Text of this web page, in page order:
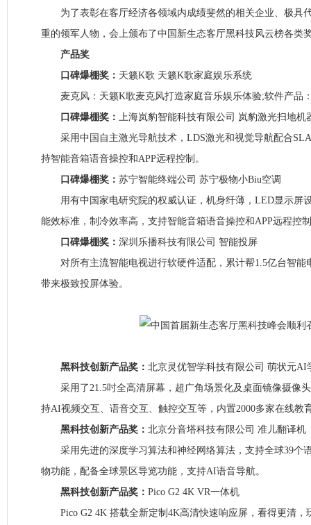
为了表彰在客厅经济各领域内成绩斐然的相关企业、极具
重的领军人物，会上颁布了中国新生态客厅黑科技风云榜各类
产品奖
口碑爆棚奖： 天籁K歌 天籁K歌家庭娱乐系统
麦克风：天籁K歌麦克风打造家庭音乐娱乐体验;软件产品
口碑爆棚奖： 上海岚豹智能科技有限公司 岚豹激光扫地机
采用中国自主激光导航技术，LDS激光和视觉导航配合
持智能音箱语音操控和APP远程控制。
口碑爆棚奖： 苏宁智能终端公司 苏宁极物小Biu空调
用有中国家电研究院的权威认证，机身纤薄，LED显示屏
能效标准，制冷效率高，支持智能音箱语音操控和APP远程控
口碑爆棚奖： 深圳乐播科技有限公司 智能投屏
对所有主流智能电视进行软硬件适配，累计帮1.5亿台智能
带来极致投屏体验。
黑科技创新产品奖： 北京灵优智学科技有限公司 萌状元AI
采用了21.5吋全高清屏幕，超广角场景化及桌面镜像摄像头
持AI视频交互、语音交互、触控交互等，内置2000多家在线教
黑科技创新产品奖： 北京分音塔科技有限公司 准儿翻译机
采用先进的深度学习算法和神经网络算法，支持全球39个
物功能，配备全球景区导览功能，支持AI语音导航。
黑科技创新产品奖： Pico G2 4K VR一体机
Pico G2 4K 搭载全新定制4K高清快速响应屏，看得更清，